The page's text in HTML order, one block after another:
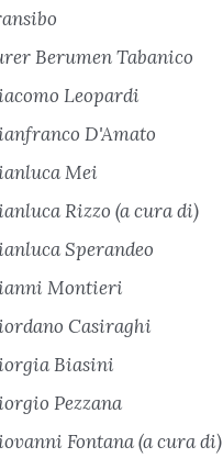
Berumen Tabanico
Leopardi
D'Amato
Mei
Rizzo (a cura di)
Sperandeo
Montieri
Casiraghi
Biasini
Pezzana
Fontana (a cura di)